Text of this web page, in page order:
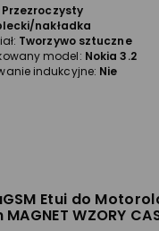
Przezroczysty
nakładka
Tworzywo sztuczne
model: Nokia 3.2
indukcyjne: Nie
Etui do
WZORY